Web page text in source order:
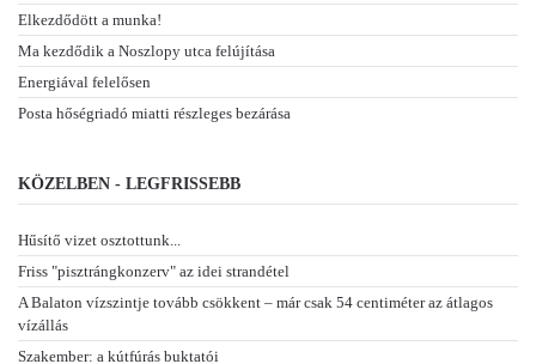
Elkezdődött a munka!
Ma kezdődik a Noszlopy utca felújítása
Energiával felelősen
Posta hőségriadó miatti részleges bezárása
KÖZELBEN - LEGFRISSEBB
Hűsítő vizet osztottunk...
Friss "pisztrángkonzerv" az idei strandétel
A Balaton vízszintje tovább csökkent – már csak 54 centiméter az átlagos
vízállás
Szakember: a kútfúrás buktatói